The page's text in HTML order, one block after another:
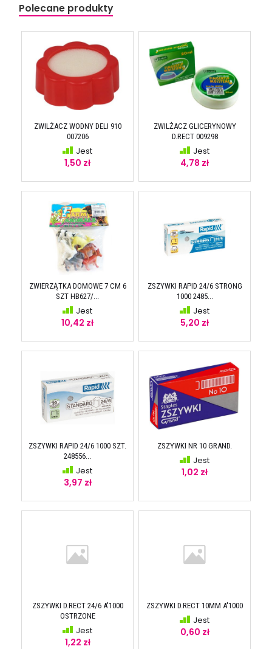
Polecane produkty
ZWILŻACZ WODNY DELI 910
007206
Jest
1,50 zł
ZWILŻACZ GLICERYNOWY
D.RECT 009298
Jest
4,78 zł
ZWIERZĄTKA DOMOWE 7 CM 6
SZT HB627/...
Jest
10,42 zł
ZSZYWKI RAPID 24/6 STRONG
1000 2485...
Jest
5,20 zł
ZSZYWKI RAPID 24/6 1000 SZT.
248556...
Jest
3,97 zł
ZSZYWKI NR 10 GRAND.
Jest
1,02 zł
ZSZYWKI D.RECT 24/6 A'1000
OSTRZONE
Jest
1,22 zł
ZSZYWKI D.RECT 10MM A'1000
Jest
0,60 zł